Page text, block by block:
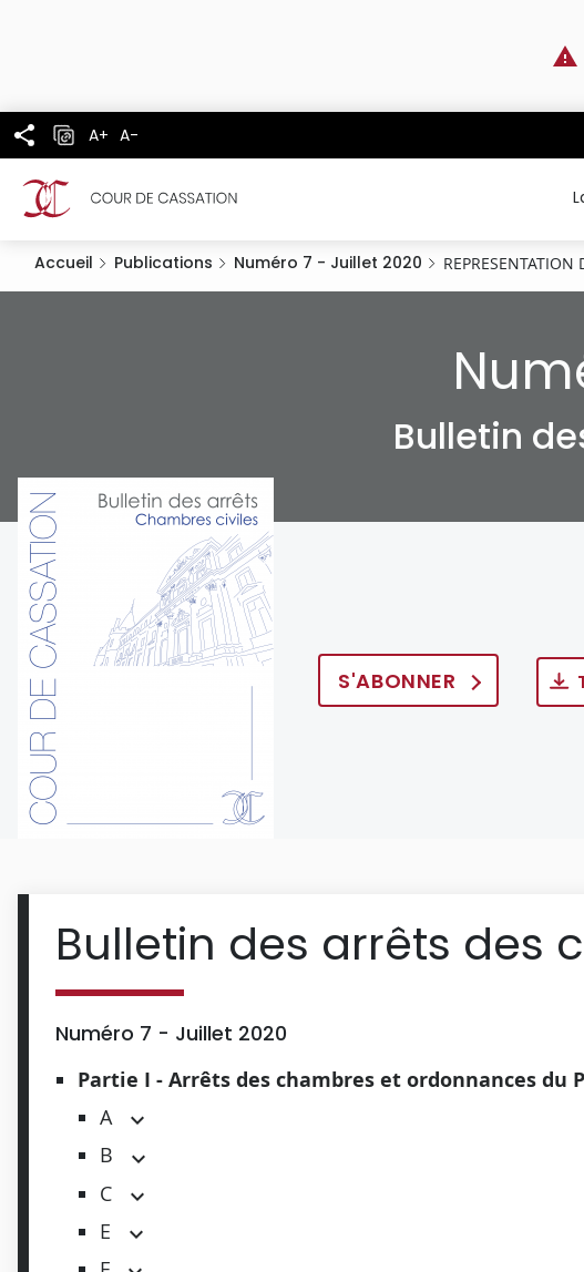
A+ A-
Accueil Publications Numéro 7 - Juillet 2020 REPRESENTATION
Bulletin
S'ABONNER
Bulletin des arrêts des
Numéro 7 - Juillet 2020
Partie I - Arrêts des chambres et ordonnances du
A
B
C
E